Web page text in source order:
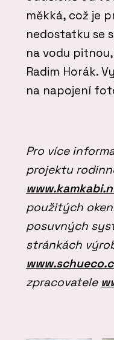
měkká, což je
nedostatku se
na vodu
Radim Horák.
na napojení
Pro více
projektu
použitých
posuvných
stránkách
zpracovatele